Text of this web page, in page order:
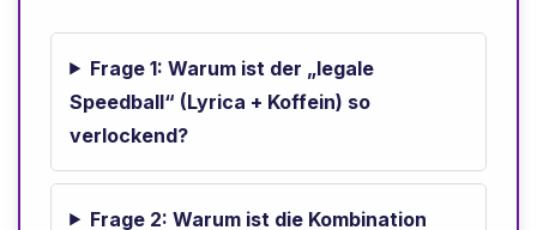
Frage 1: Warum ist der „legale
Speedball“ (Lyrica + Koffein) so
verlockend?
Frage 2: Warum ist die Kombination